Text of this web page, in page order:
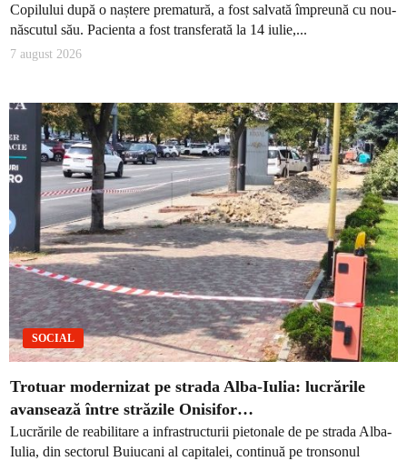
Copilului după o naștere prematură, a fost salvată împreună cu nou-
născutul său. Pacienta a fost transferată la 14 iulie,...
7 august 2026
SOCIAL
Trotuar modernizat pe strada Alba-Iulia: lucrările
avansează între străzile Onisifor…
Lucrările de reabilitare a infrastructurii pietonale de pe strada Alba-
Iulia, din sectorul Buiucani al capitalei, continuă pe tronsonul